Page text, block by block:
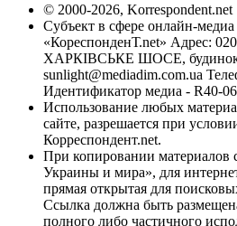
© 2000-2026, Korrespondent.net
Субъект в сфере онлайн-
«КореспонденТ.net» Адрес:
ХАРКІВСЬКЕ ШОСЕ, будинок
sunlight@mediadim.com.ua
Идентификатор медиа - R40-
Использование любых
сайте, разрешается при
Корреспондент.net.
При копировании материалов
Украины и мира», для
прямая открытая для
Ссылка должна быть
полного либо частичного